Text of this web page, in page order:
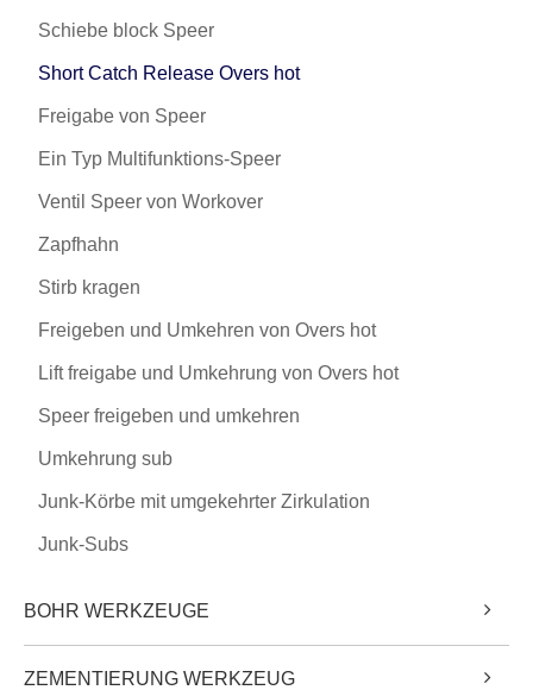
Schiebe block Speer
Short Catch Release Overs hot
Freigabe von Speer
Ein Typ Multifunktions-Speer
Ventil Speer von Workover
Zapfhahn
Stirb kragen
Freigeben und Umkehren von Overs hot
Lift freigabe und Umkehrung von Overs hot
Speer freigeben und umkehren
Umkehrung sub
Junk-Körbe mit umgekehrter Zirkulation
Junk-Subs
BOHR WERKZEUGE
ZEMENTIERUNG WERKZEUG